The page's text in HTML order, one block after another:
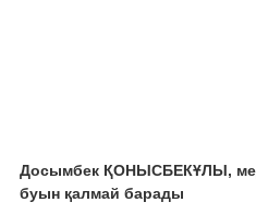
Досымбек ҚОНЫСБЕКҰЛЫ,
буын қалмай барады